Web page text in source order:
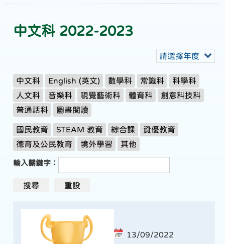
中文科 2022-2023
請選擇年度
中文科 English (英文) 數學科 常識科
科學科
人文科
音樂科 視覺藝術科 體育科
創意科技科
普通話科
圖書閱讀
國民教育 STEAM 教育 綜合課
資優教育
德育及公民教育
境外學習 其他
輸入關鍵字：
13/09/2022